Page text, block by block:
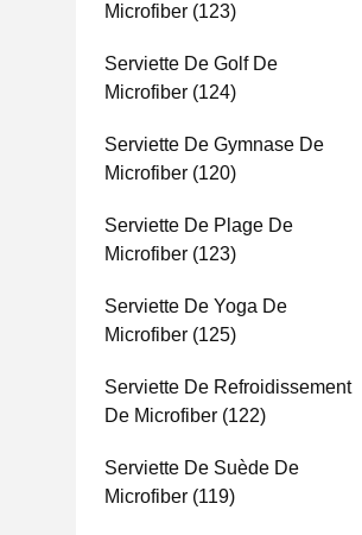
Microfiber (123)
Serviette De Golf De
Microfiber (124)
Serviette De Gymnase De
Microfiber (120)
Serviette De Plage De
Microfiber (123)
Serviette De Yoga De
Microfiber (125)
Serviette De Refroidissement
De Microfiber (122)
Serviette De Suède De
Microfiber (119)